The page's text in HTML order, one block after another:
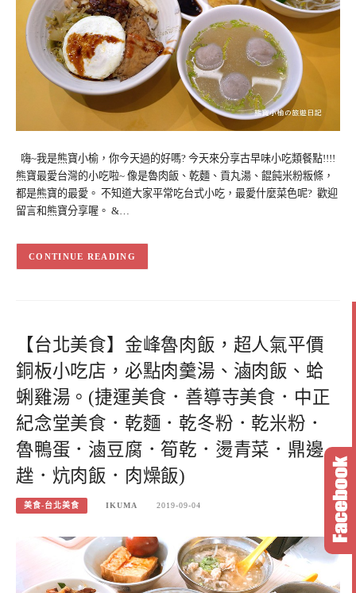
嗨~我是熊寶小榆，你今天過的好嗎? 今天來分享古早味小吃類餐點!!!!
熊寶最愛台灣的小吃啦~ 像是魯肉飯、乾麵、貢丸湯、餛飩米粉粄條，
都是熊寶的最愛。 不知道大家平常吃台式小吃，最愛什麼菜色呢? 歡迎
留言和熊寶分享喔。 &…
CONTINUE READING
【台北美食】金峰魯肉飯，超人氣平價
銅板小吃店，必點肉羹湯、滷肉飯、蛤
蜊雞湯。(捷運美食．善導寺美食．中正
紀念堂美食．乾麵．乾冬粉．乾米粉．
魯鴨蛋．滷豆腐．筍乾．燙青菜．鼎邊
趖．炕肉飯．肉燥飯)
美食-台北美食 IKUMA 2019-09-04